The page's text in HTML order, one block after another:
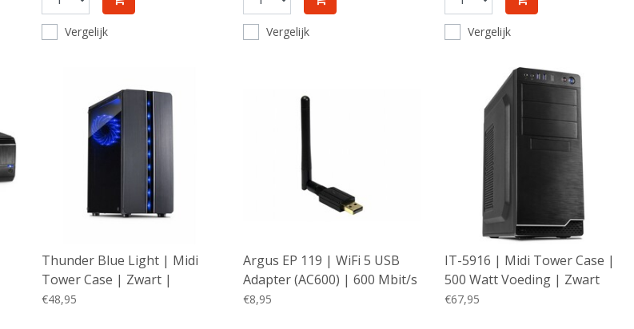
Vergelijk Vergelijk Vergelijk
Thunder Blue Light | Midi
Tower Case | Zwart |
RENEWED (refurbished)
€48,95
Argus EP 119 | WiFi 5 USB
Adapter (AC600) | 600 Mbit/s
| BULK
€8,95
IT-5916 | Midi Tower Case |
500 Watt Voeding | Zwart
€67,95